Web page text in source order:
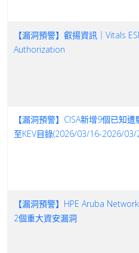
【漏洞預警】叡揚資訊｜Vitals
Authorization
【漏洞預警】CISA新增9個已知
至KEV目錄(2026/03/16-2026/03/
【漏洞預警】HPE Aruba
2個重大資安漏洞